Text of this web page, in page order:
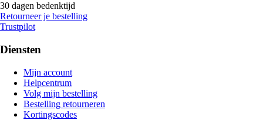
30 dagen bedenktijd
Retourneer je bestelling
Trustpilot
Diensten
Mijn account
Helpcentrum
Volg mijn bestelling
Bestelling retourneren
Kortingscodes